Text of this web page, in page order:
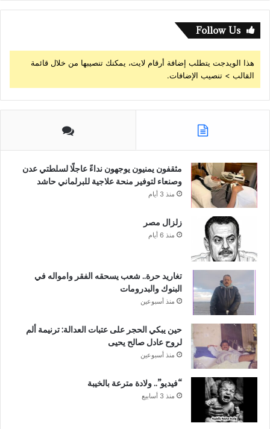
Follow Us
هذا الويدجت يتطلب إضافة أرقام لايت، يمكنك تنصيبها من خلال قائمة
القالب > تنصيب الإضافات.
مثقفون يمنيون يوجهون نداءً عاجلًا لسلطتي عدن
وصنعاء لتوفير منحة علاجية للبرلماني حاشد
منذ 3 أيام
زلزال مصر
منذ 6 أيام
تغاريد حرة.. شعب يسحقه الفقر وامواله في
البنوك والبدرومات
منذ أسبوعين
حين يبكي الحجر على عتبات العدالة: ترنيمة ألم
لروح عادل صالح يحيى
منذ أسبوعين
“فيديو”.. ولادة مترعة بالخيبة
منذ 3 أسابيع